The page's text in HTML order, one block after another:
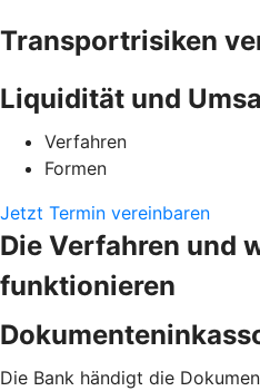
Transportrisiken
Liquidität und
Verfahren
Formen
Jetzt Termin vereinbaren
Die Verfahren und
funktionieren
Die Bank händigt die